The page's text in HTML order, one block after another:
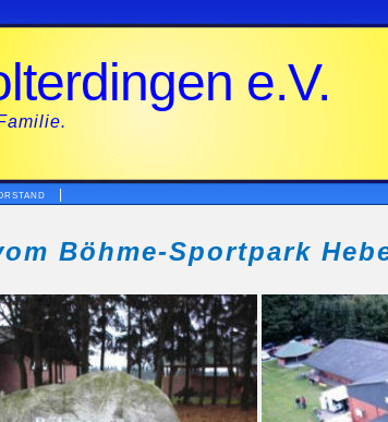
e.V.
Böhme-Sportpark